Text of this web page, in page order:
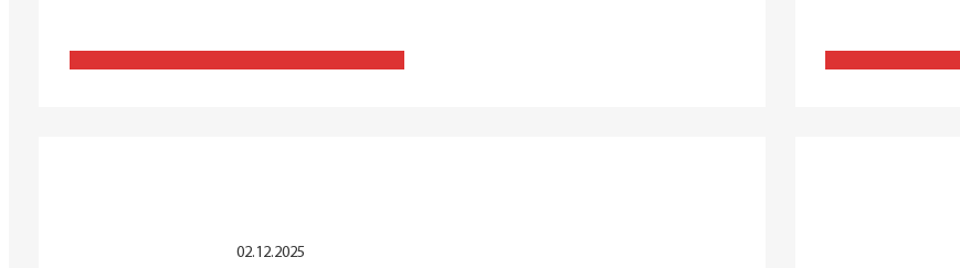
02.12.2025